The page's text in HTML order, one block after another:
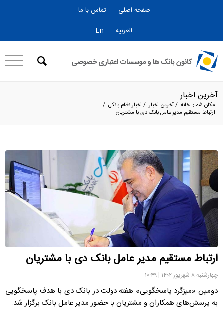
صفحه اصلی
تماس با ما
العربیه
En
آخرین اخبار
مکان شما: خانه /آخرین اخبار / اخبار نظام بانکی /
ارتباط مستقیم مدیر عامل بانک دی با مشتریان...
ارتباط مستقیم مدیر عامل بانک دی با مشتریان
چهارشنبه ۸ شهریور ۱۴۰۲ | ۱۰:۴۹
دومین «میزگرد پاسخگویی» هفته دولت در بانک دی با هدف پاسخگویی
به پرسش‌های همکاران و مشتریان با حضور مدیر عامل بانک برگزار شد.